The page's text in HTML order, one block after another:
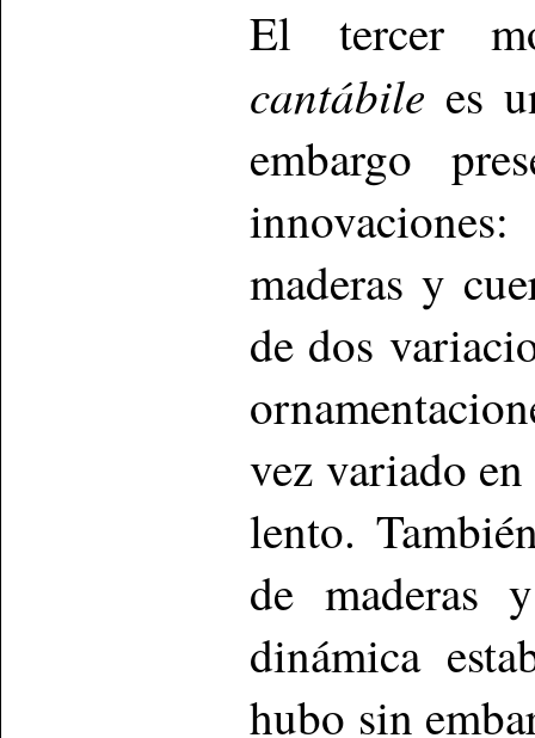
El tercer
cantábile es
embargo
maderas y
de dos
vez variado
lento.
de maderas
dinámica
hubo sin